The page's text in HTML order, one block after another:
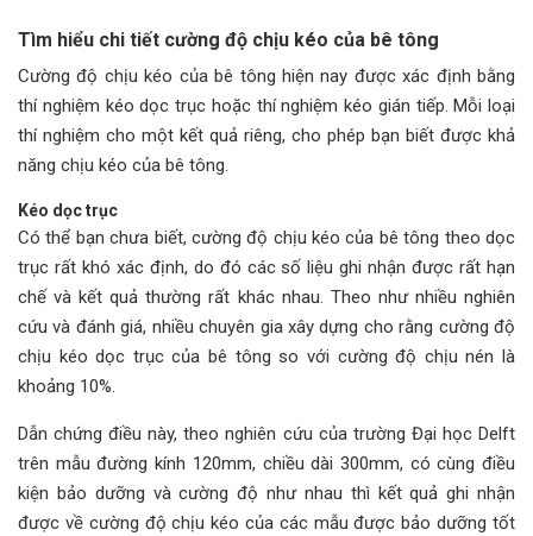
Tìm hiểu chi tiết cường độ chịu kéo của bê tông
Cường độ chịu kéo của bê tông hiện nay được xác định bằng
thí nghiệm kéo dọc trục hoặc thí nghiệm kéo gián tiếp. Mỗi loại
thí nghiệm cho một kết quả riêng, cho phép bạn biết được khả
năng chịu kéo của bê tông.
Kéo dọc trục
Có thể bạn chưa biết, cường độ chịu kéo của bê tông theo dọc
trục rất khó xác định, do đó các số liệu ghi nhận được rất hạn
chế và kết quả thường rất khác nhau. Theo như nhiều nghiên
cứu và đánh giá, nhiều chuyên gia xây dựng cho rằng cường độ
chịu kéo dọc trục của bê tông so với cường độ chịu nén là
khoảng 10%.
Dẫn chứng điều này, theo nghiên cứu của trường Đại học Delft
trên mẫu đường kính 120mm, chiều dài 300mm, có cùng điều
kiện bảo dưỡng và cường độ như nhau thì kết quả ghi nhận
được về cường độ chịu kéo của các mẫu được bảo dưỡng tốt